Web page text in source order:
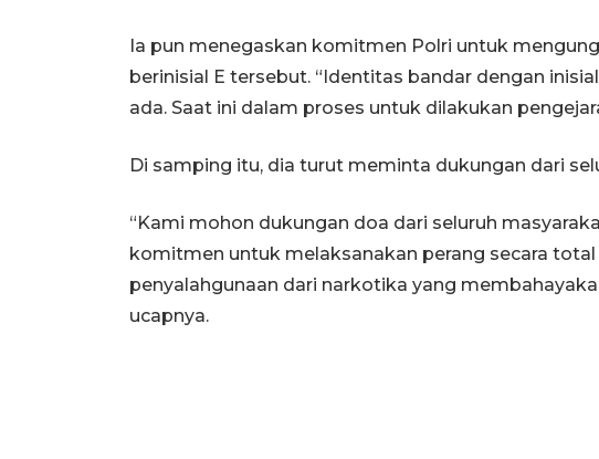
Ia pun menegaskan komitmen Polri untuk
berinisial E tersebut. “Identitas bandar dengan
ada. Saat ini dalam proses untuk dilakukan
Di samping itu, dia turut meminta dukungan dari
“Kami mohon dukungan doa dari seluruh
komitmen untuk melaksanakan perang secara
penyalahgunaan dari narkotika yang
ucapnya.